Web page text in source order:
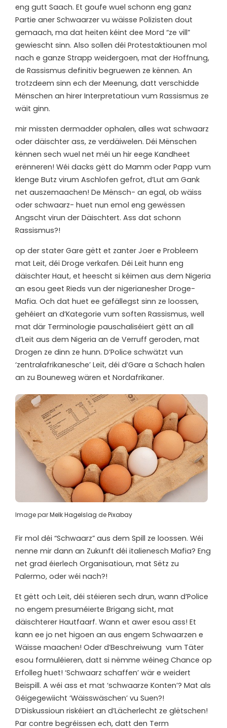
eng gutt Saach. Et goufe wuel schonn eng ganz
Partie aner Schwaarzer vu wäisse Polizisten dout
gemaach, ma dat heiten kéint dee Mord “ze vill”
gewiescht sinn. Also sollen déi Protestaktiounen mol
nach e ganze Strapp weidergoen, mat der Hoffnung,
de Rassismus definitiv begruewen ze kënnen. An
trotzdeem sinn ech der Meenung, datt verschidde
Mënschen an hirer Interpretatioun vum Rassismus ze
wäit ginn.
mir missten dermadder ophalen, alles wat schwaarz
oder däischter ass, ze verdäiwelen. Déi Mënschen
kënnen sech wuel net méi un hir eege Kandheet
erënneren! Wéi dacks gëtt do Mamm oder Papp vum
klenge Butz virum Aschlofen gefrot, d’Lut am Gank
net auszemaachen! De Mënsch- an egal, ob wäiss
oder schwaarz- huet nun emol eng gewëssen
Angscht virun der Däischtert. Ass dat schonn
Rassismus?!
op der stater Gare gëtt et zanter Joer e Probleem
mat Leit, déi Droge verkafen. Déi Leit hunn eng
däischter Haut, et heescht si kéimen aus dem Nigeria
an esou geet Rieds vun der nigerianesher Droge-
Mafia. Och dat huet ee gefällegst sinn ze loossen,
gehéiert an d’Kategorie vum soften Rassismus, well
mat där Terminologie pauschaliséiert gëtt an all
d’Leit aus dem Nigeria an de Verruff geroden, mat
Drogen ze dinn ze hunn. D’Police schwätzt vun
‘zentralafrikanesche’ Leit, déi d’Gare a Schach halen
an zu Bouneweg wären et Nordafrikaner.
Image parMelk Hagelslag dePixabay
Fir mol déi “Schwaarz” aus dem Spill ze loossen. Wéi
nenne mir dann an Zukunft déi italienesch Mafia? Eng
net grad éierlech Organisatioun, mat Sëtz zu
Palermo, oder wéi nach?!
Et gëtt och Leit, déi stéieren sech drun, wann d’Police
no engem presuméierte Brigang sicht, mat
däischterer Hautfaarf. Wann et awer esou ass! Et
kann ee jo net higoen an aus engem Schwaarzen e
Wäisse maachen! Oder d’Beschreiwung vum Täter
esou formuléieren, datt si nëmme wéineg Chance op
Erfolleg huet! ‘Schwaarz schaffen’ wär e weidert
Beispill. A wéi ass et mat ‘schwaarze Konten’? Mat als
Géigegewiicht ‘Wäisswäschen’ vu Suen?!
D’Diskussioun riskéiert an d’Lächerlecht ze glëtschen!
Par contre begréissen ech, datt den Term